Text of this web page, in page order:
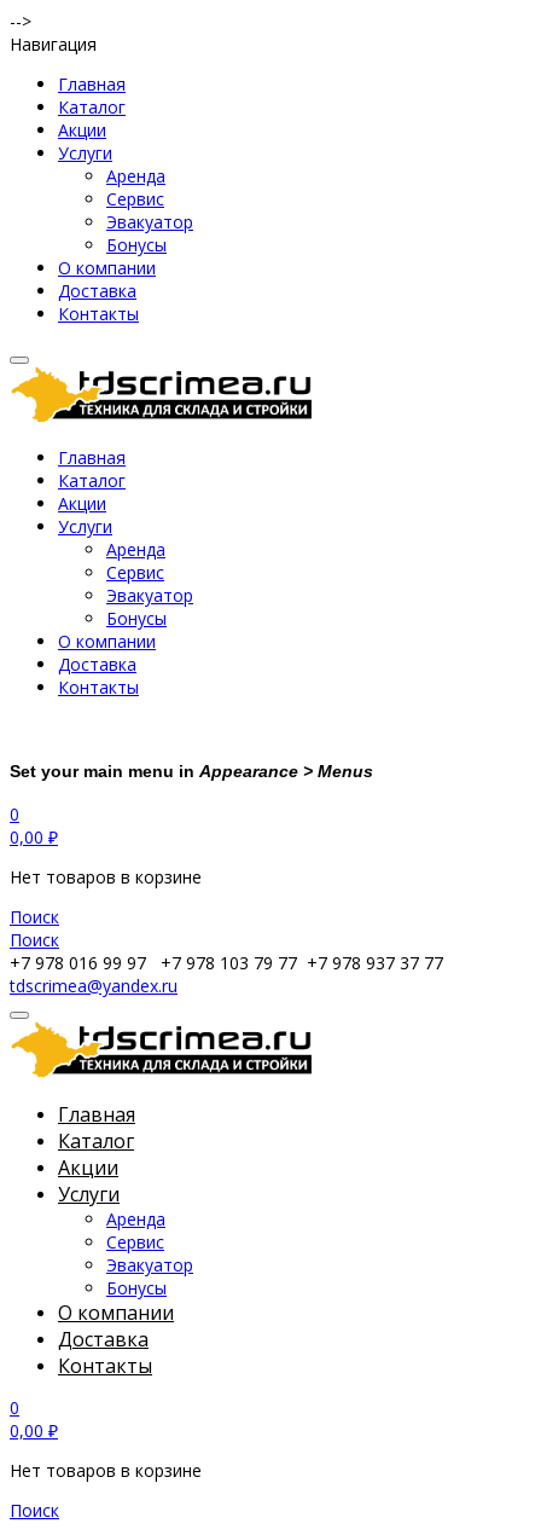
-->
Навигация
Главная
Каталог
Акции
Услуги
Аренда
Сервис
Эвакуатор
Бонусы
О компании
Доставка
Контакты
Главная
Каталог
Акции
Услуги
Аренда
Сервис
Эвакуатор
Бонусы
О компании
Доставка
Контакты
Set your main menu in Appearance > Menus
0
0,00 ₽
Нет товаров в корзине
Поиск
Поиск
+7 978 016 99 97
+7 978 103 79 77 +7 978 937 37 77
tdscrimea@yandex.ru
Главная
Каталог
Акции
Услуги
Аренда
Сервис
Эвакуатор
Бонусы
О компании
Доставка
Контакты
0
0,00 ₽
Нет товаров в корзине
Поиск